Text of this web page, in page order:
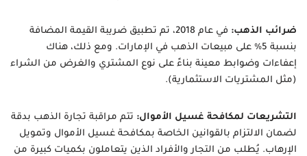
ضرائب الذهب:
في عام 2018، تم تطبيق ضريبة القيمة المضافة
بنسبة 5% على مبيعات الذهب في الإمارات. ومع ذلك، هناك
إعفاءات وضوابط معينة بناءً على نوع المشتري والغرض من الشراء
(مثل المشتريات الاستثمارية).
التشريعات لمكافحة غسيل الأموال: تتم مراقبة تجارة الذهب بدقة
لضمان الالتزام بالقوانين الخاصة بمكافحة غسيل الأموال وتمويل
الإرهاب. يُطلب من التجار والأفراد الذين يتعاملون بكميات كبيرة من